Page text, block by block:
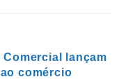
lançam
comércio